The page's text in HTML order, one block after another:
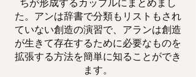
ちが形成するカップルにまとめまし
た。アンは辞書で分類もリストもされ
ていない創造の演習で、アランは創造
が生きて存在するために必要なものを
拡張する方法を簡単に知ることができ
ます。